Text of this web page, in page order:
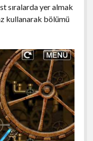
sıralarda yer almak
kullanarak bölümü